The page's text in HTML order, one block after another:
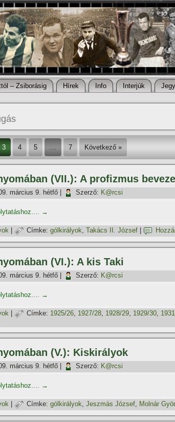
– Zsiborásig Hí­rek Info Interjúk
3 4 5 … 7 Következő »
(VII.): A profizmus
március 9. hétfő Szerző: K@rcsi
→
Címke: gólkirályok, Takács II. József
(VI.): A kis Taki
március 9. hétfő Szerző: K@rcsi
→
Címke: 1925/26, 1927/28, 1928/29, 1929/30,
(V.): Kiskirályok
március 9. hétfő Szerző: K@rcsi
→
Címke: gólkirályok, Jeszmás József, Molnár